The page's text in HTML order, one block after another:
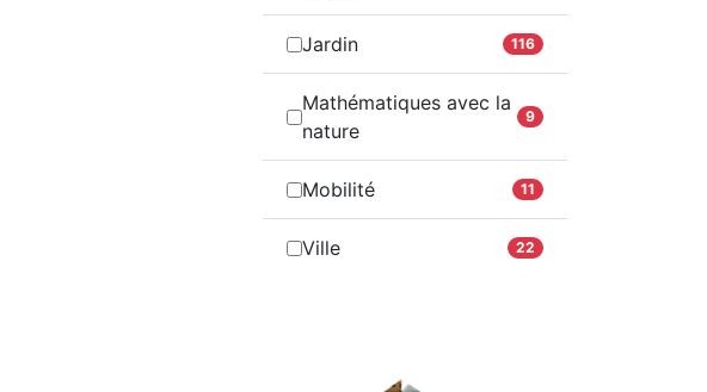
Jardin 116
Mathématiques avec la
nature
9
Mobilité 11
Ville 22